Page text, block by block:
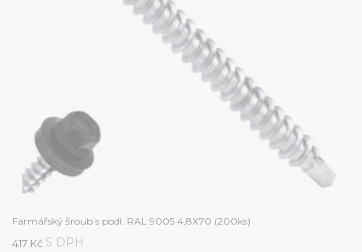
Farmářský šroub s podl. RAL 9005 4,8X70 (200ks)
417 Kč S DPH